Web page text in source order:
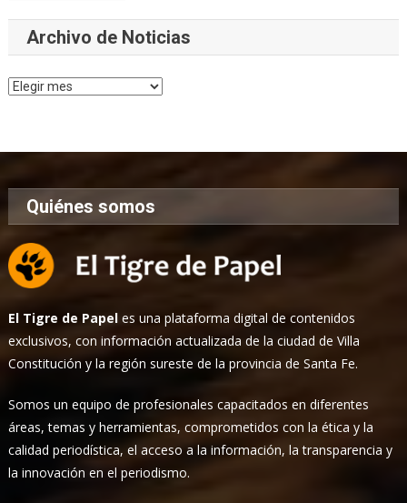
Archivo de Noticias
Archivo
Quiénes somos
El Tigre de Papel es una plataforma digital de contenidos
exclusivos, con información actualizada de la ciudad de Villa
Constitución y la región sureste de la provincia de Santa Fe.
Somos un equipo de profesionales capacitados en diferentes
áreas, temas y herramientas, comprometidos con la ética y la
calidad periodística, el acceso a la información, la transparencia y
la innovación en el periodismo.